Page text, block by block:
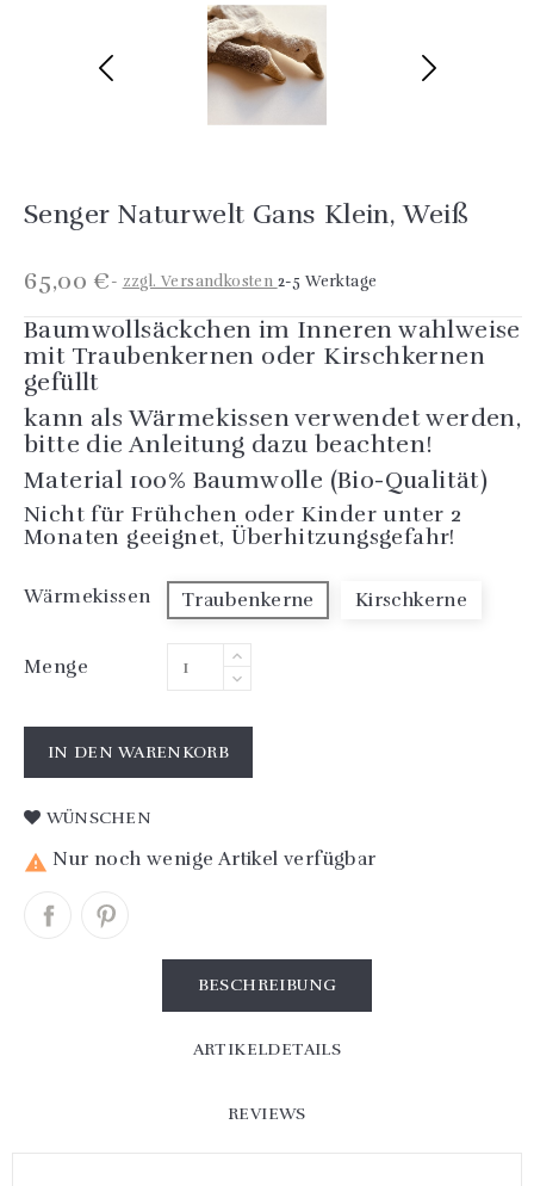
Senger Naturwelt Gans Klein, Weiß
65,00 € zzgl. Versandkosten 2-5 Werktage
Baumwollsäckchen im Inneren wahlweise
mit Traubenkernen oder Kirschkernen
gefüllt
kann als Wärmekissen verwendet werden,
bitte die Anleitung dazu beachten!
Material 100% Baumwolle (Bio-Qualität)
Nicht für Frühchen oder Kinder unter 2
Monaten geeignet, Überhitzungsgefahr!
Wärmekissen Traubenkerne Kirschkerne
Menge
IN DEN WARENKORB
WÜNSCHEN
 Nur noch wenige Artikel verfügbar
BESCHREIBUNG
ARTIKELDETAILS
REVIEWS